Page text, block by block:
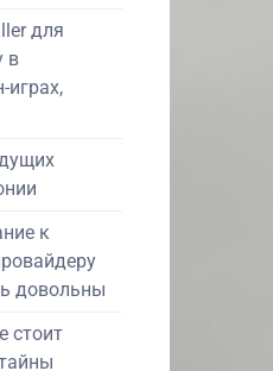
для
в
играх,
к
довольны
стоит